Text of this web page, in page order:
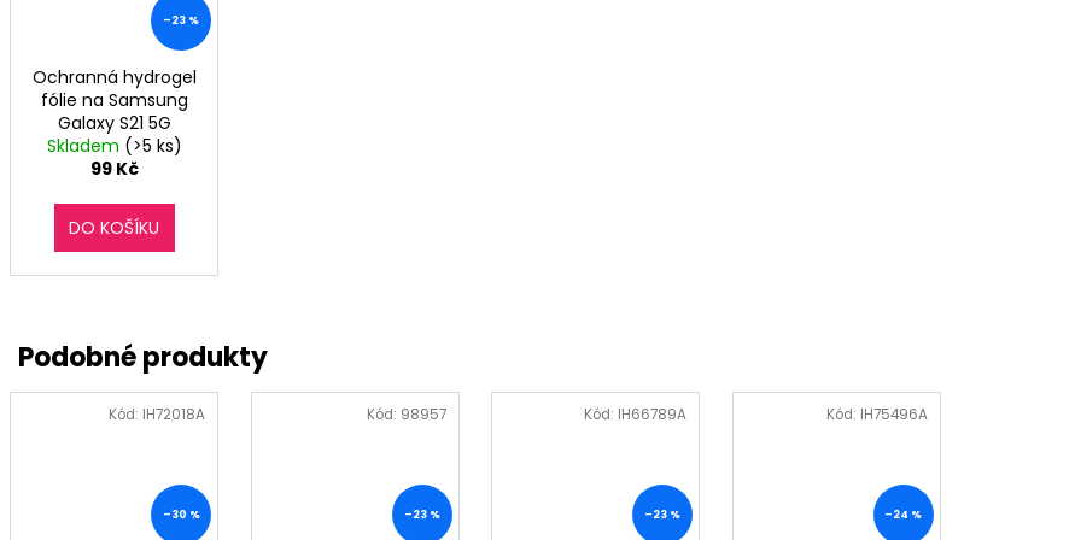
–23 %
Ochranná hydrogel
fólie na Samsung
Galaxy S21 5G
Skladem (>5 ks)
99 Kč
DO KOŠÍKU
–30 %
Kód: IH72018A
–23 %
Kód: 98957
–23 %
Kód: IH66789A
–24 %
Kód: IH75496A